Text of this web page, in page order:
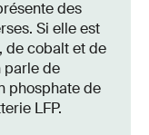
des
Si elle est
de cobalt et de
parle de
phosphate de
LFP.